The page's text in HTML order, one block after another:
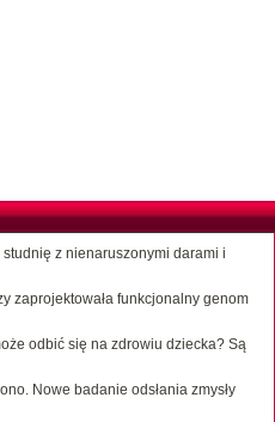
z nienaruszonymi darami i
zaprojektowała funkcjonalny genom
odbić się na zdrowiu dziecka? Są
Nowe badanie odsłania zmysły